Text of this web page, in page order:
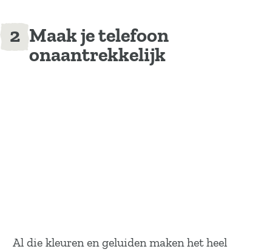
Maak je telefoon
onaantrekkelijk
Al die kleuren en geluiden maken het heel